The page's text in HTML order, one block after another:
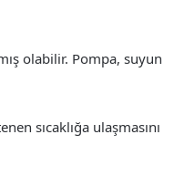
olabilir. Pompa, suyun
sıcaklığa ulaşmasını